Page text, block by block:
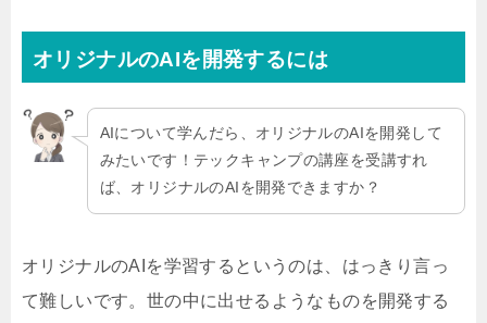
オリジナルのAIを開発するには
AIについて学んだら、オリジナルのAIを開発して
みたいです！テックキャンプの講座を受講すれ
ば、オリジナルのAIを開発できますか？
オリジナルのAIを学習するというのは、はっきり言っ
て難しいです。世の中に出せるようなものを開発する